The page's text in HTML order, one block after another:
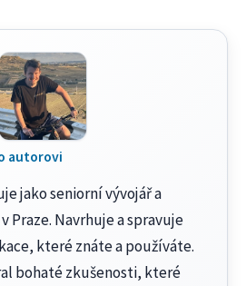
autorovi
jako seniorní vývojář a
Praze. Navrhuje a spravuje
které znáte a používáte.
bohaté zkušenosti, které